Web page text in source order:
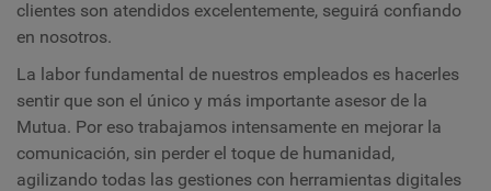
clientes son atendidos excelentemente, seguirá confiando
en nosotros.
La labor fundamental de nuestros empleados es hacerles
sentir que son el único y más importante asesor de la
Mutua. Por eso trabajamos intensamente en mejorar la
comunicación, sin perder el toque de humanidad,
agilizando todas las gestiones con herramientas digitales